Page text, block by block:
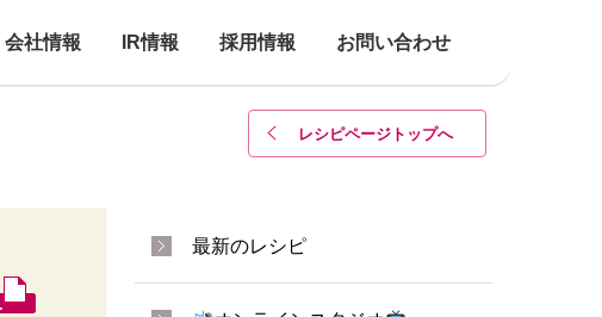
会社情報 IR情報 採用情報 お問い合わせ
レシピページトップへ
最新のレシピ